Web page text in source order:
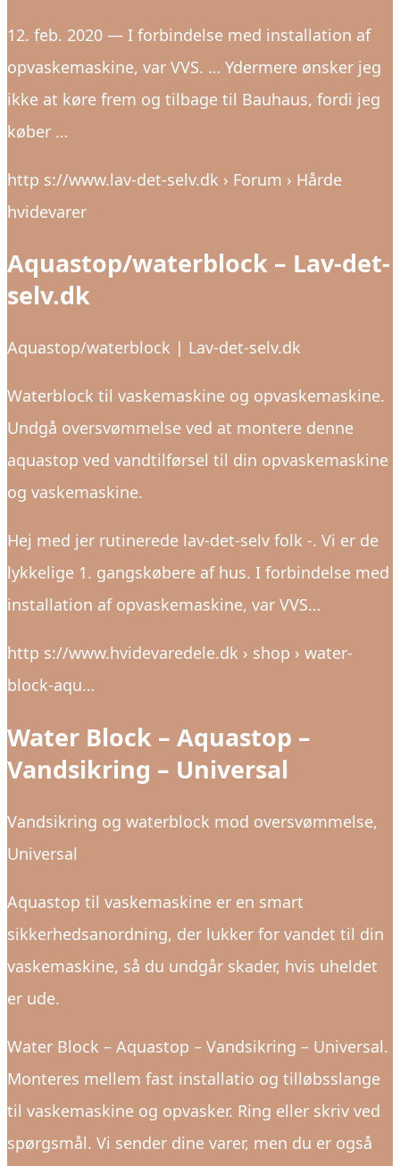
12. feb. 2020 — I forbindelse med installation af
opvaskemaskine, var VVS. … Ydermere ønsker jeg
ikke at køre frem og tilbage til Bauhaus, fordi jeg
køber …
http s://www.lav-det-selv.dk › Forum › Hårde
hvidevarer
Aquastop/waterblock – Lav-det-
selv.dk
Aquastop/waterblock | Lav-det-selv.dk
Waterblock til vaskemaskine og opvaskemaskine.
Undgå oversvømmelse ved at montere denne
aquastop ved vandtilførsel til din opvaskemaskine
og vaskemaskine.
Hej med jer rutinerede lav-det-selv folk -. Vi er de
lykkelige 1. gangskøbere af hus. I forbindelse med
installation af opvaskemaskine, var VVS…
http s://www.hvidevaredele.dk › shop › water-
block-aqu…
Water Block – Aquastop –
Vandsikring – Universal
Vandsikring og waterblock mod oversvømmelse,
Universal
Aquastop til vaskemaskine er en smart
sikkerhedsanordning, der lukker for vandet til din
vaskemaskine, så du undgår skader, hvis uheldet
er ude.
Water Block – Aquastop – Vandsikring – Universal.
Monteres mellem fast installatio og tilløbsslange
til vaskemaskine og opvasker. Ring eller skriv ved
spørgsmål. Vi sender dine varer, men du er også